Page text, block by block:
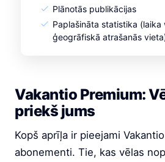
Plānotās publikācijas
Paplašināta statistika (laika
ģeogrāfiskā atrašanās
Vakantio Premium:
priekš jums
Kopš aprīļa ir pieejami
abonementi. Tie, kas vēlas